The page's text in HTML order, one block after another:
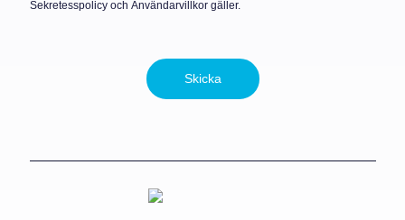
Sekretesspolicyoch Användarvillkorgäller.
Skicka